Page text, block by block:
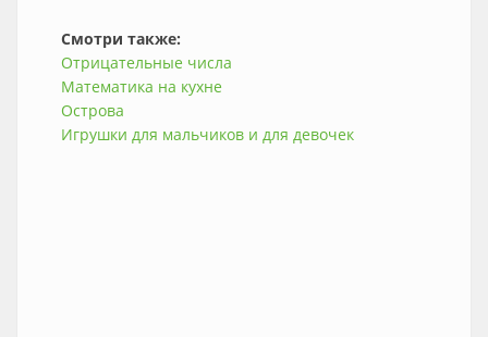
Смотри также:
Отрицательные числа
Математика на кухне
Острова
Игрушки для мальчиков и для девочек